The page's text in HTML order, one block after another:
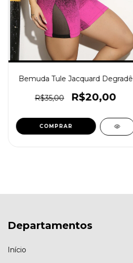
Bemuda Tule Jacquard Degradê
R$35,00 R$20,00
COMPRAR
Departamentos
Início